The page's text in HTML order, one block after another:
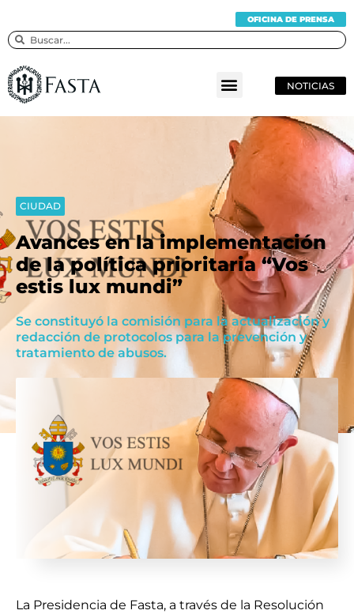
OFICINA DE PRENSA
NOTICIAS
CIUDAD
Avances en la implementación
de la política prioritaria “Vos
estis lux mundi”
Se constituyó la comisión para la actualización y
redacción de protocolos para la prevención y
tratamiento de abusos.
La Presidencia de Fasta, a través de la Resolución